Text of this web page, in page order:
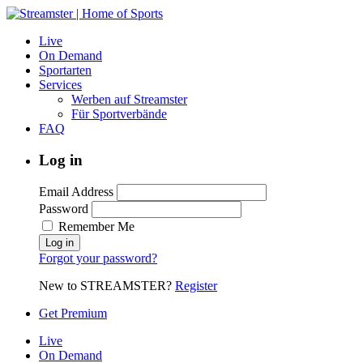
Live
On Demand
Sportarten
Services
Werben auf Streamster
Für Sportverbände
FAQ
Log in
Email Address
Password
Remember Me
Forgot your password?
New to STREAMSTER? Register
Get Premium
Live
On Demand